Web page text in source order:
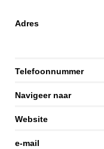
Adres
Telefoonnummer
Navigeer naar
Website
e-mail